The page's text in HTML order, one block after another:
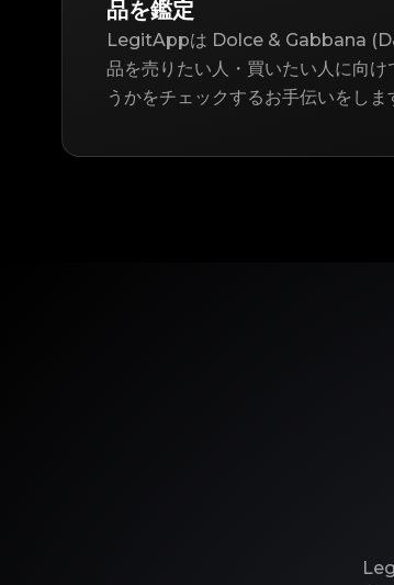
品を鑑定
LegitAppは Dolce & Gabbana
品を売りたい人・買いたい人に向
うかをチェックするお手伝いをしま